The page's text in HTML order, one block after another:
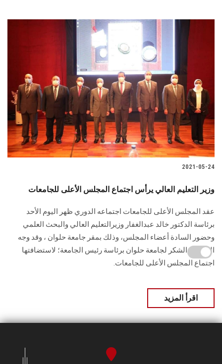
2021-05-24
وزير التعليم العالي يرأس اجتماع المجلس الأعلى للجامعات
عقد المجلس الأعلى للجامعات اجتماعه الدوري ظهر اليوم الأحد
برئاسة الدكتور خالد عبدالغفار وزيرالتعليم العالي والبحث العلمي
وحضور السادة أعضاء المجلس، وذلك بمقر جامعة حلوان ، وقد وجه
المجلس الشكر لجامعة حلوان برئاسة رئيس الجامعة؛ لاستضافتها
اجتماع المجلس الأعلى للجامعات.
اقرأ المزيد